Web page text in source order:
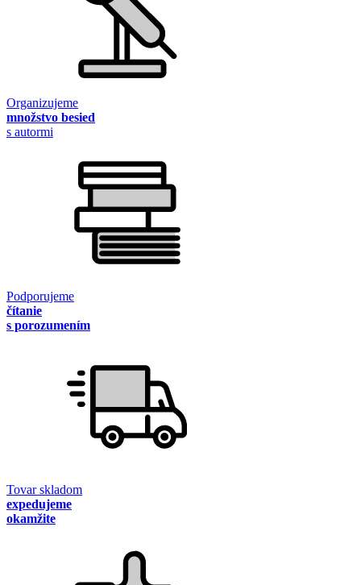
Organizujeme
množstvo besied
s autormi
Podporujeme
čítanie
s porozumením
Tovar skladom
expedujeme
okamžite